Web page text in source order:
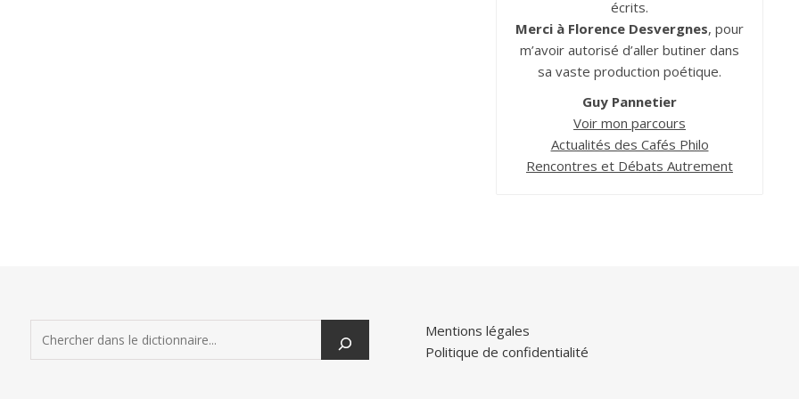
écrits.
Merci à Florence Desvergnes, pour
m’avoir autorisé d’aller butiner dans
sa vaste production poétique.
Guy Pannetier
Voir mon parcours
Actualités des Cafés Philo
Rencontres et Débats Autrement
Mentions légales
Politique de confidentialité